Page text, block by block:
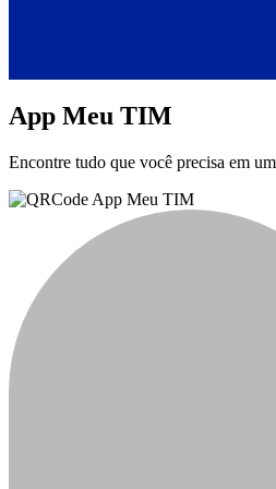
App Meu TIM
Encontre tudo que você precisa em